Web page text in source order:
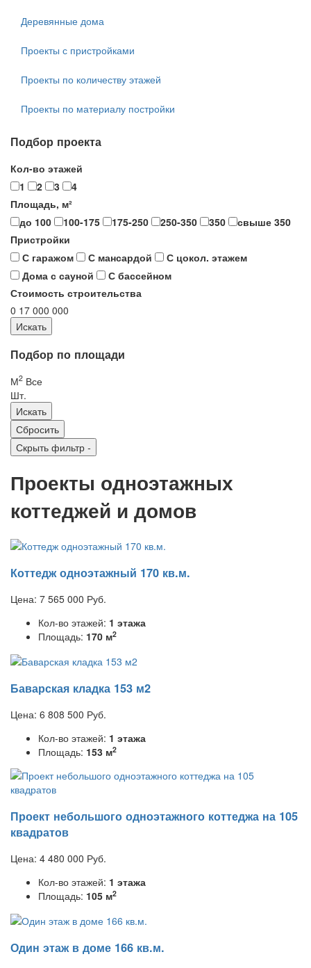
Деревянные дома
Проекты с пристройками
Проекты по количеству этажей
Проекты по материалу постройки
Подбор проекта
Кол-во этажей
1
2 3
4
Площадь, м²
до 100
100-175 175-250 250-350 350
свыше 350
Пристройки
С гаражом
С мансардой
С цокол. этажем
Дома с сауной
С бассейном
Стоимость строительства
0 17 000 000
Подбор по площади
М2 Все
Шт.
Скрыть фильтр -
Проекты одноэтажных
коттеджей и домов
Коттедж одноэтажный 170 кв.м.
Цена: 7 565 000 Руб.
Кол-во этажей: 1 этажа
Площадь: 170 м2
Баварская кладка 153 м2
Цена: 6 808 500 Руб.
Кол-во этажей: 1 этажа
Площадь: 153 м2
Проект небольшого одноэтажного коттеджа на 105
квадратов
Цена: 4 480 000 Руб.
Кол-во этажей: 1 этажа
Площадь: 105 м2
Один этаж в доме 166 кв.м.